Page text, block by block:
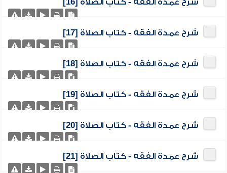
شرح عمدة الفقه - كتاب الصلاة [16]
شرح عمدة الفقه - كتاب الصلاة [17]
شرح عمدة الفقه - كتاب الصلاة [18]
شرح عمدة الفقه - كتاب الصلاة [19]
شرح عمدة الفقه - كتاب الصلاة [20]
شرح عمدة الفقه - كتاب الصلاة [21]